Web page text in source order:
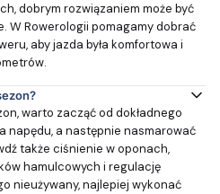
dobrym rozwiązaniem może być
W Rowerologii pomagamy dobrać
aby jazda była komfortowa i
warto zacząć od dokładnego
napędu, a następnie nasmarować
także ciśnienie w oponach,
hamulcowych i regulację
nieużywany, najlepiej wykonać